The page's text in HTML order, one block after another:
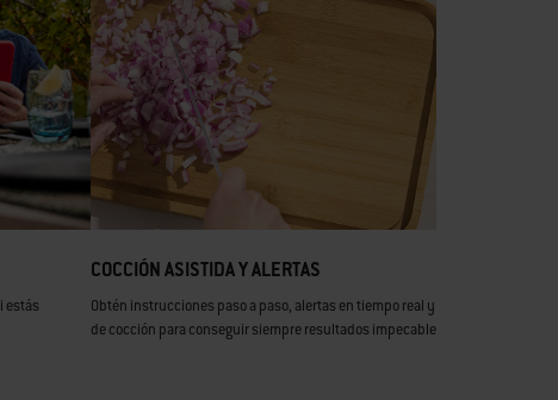
estás
COCCIÓN ASISTIDA Y ALERTAS
Obtén instrucciones paso a paso, alertas en tiempo real y estimaciones de
de cocción para conseguir siempre resultados impecables.